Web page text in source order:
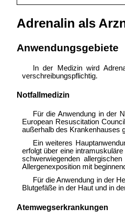
Adrenalin als
Anwendungsgebiete
In der Medizin wird
verschreibungspflichtig.
Notfallmedizin
Für die Anwendung in der
European Resuscitation
außerhalb des Krankenhauses
Ein weiteres
erfolgt über eine
schwerwiegenden
Allergenexposition mit
Für die Anwendung in der
Blutgefäße in der Haut und in
Atemwegserkrankungen